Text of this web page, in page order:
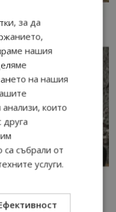
за да
нашия
на нашия
които
са събрали от
услуги.